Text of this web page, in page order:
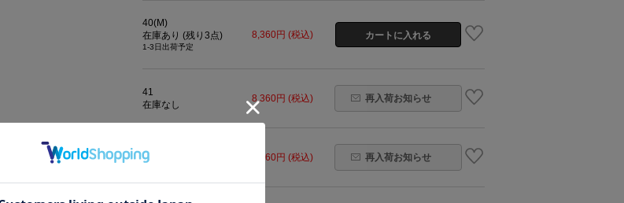
40(M)
在庫あり (残り 3点)
1-3日出荷予定
8,360円 (税込)
41
在庫なし
8,360円 (税込) 再入荷お知らせ
42(L)
在庫なし
8,360円 (税込) 再入荷お知らせ